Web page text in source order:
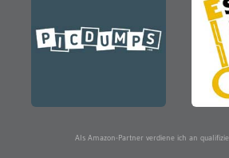
Als Amazon-Partner verdiene ich an